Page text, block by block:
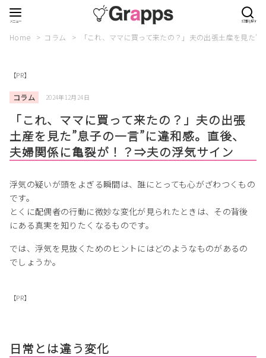
Home コラム 「これ、ママに買って来たの？」夫の出張土産を見た
【PR】
コラム 2024年12月24日
「これ、ママに買って来たの？」夫の出張
土産を見た”息子の一言”に違和感。直後、
夫婦関係に亀裂が！？⇒夫の浮気サイン
浮気の疑いが頭をよぎる瞬間は、誰にとっても心がざわつくもの
です。
とくに配偶者の行動に微妙な変化が見られたときは、その背後
にある真実を知りたくなるものです。
では、浮気を見抜くためのヒントにはどのようなものがあるの
でしょうか。
【PR】
日常とは違う変化